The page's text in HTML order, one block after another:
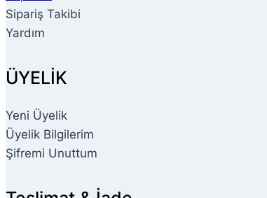
Sipariş Takibi
Yardım
ÜYELİK
Yeni Üyelik
Üyelik Bilgilerim
Şifremi Unuttum